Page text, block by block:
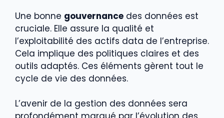
Une bonne gouvernance des données est
cruciale. Elle assure la qualité et
l’exploitabilité des actifs data de l’entreprise.
Cela implique des politiques claires et des
outils adaptés. Ces éléments gèrent tout le
cycle de vie des données.
L’avenir de la gestion des données sera